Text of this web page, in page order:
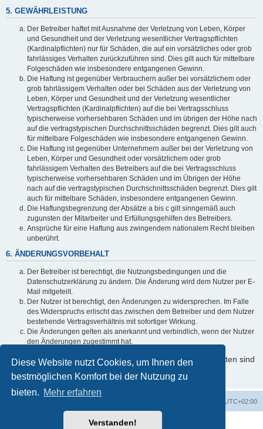
Diese Website nutzt Cookies, um Ihnen den
bestmöglichen Komfort bei der Nutzung zu
bieten. Mehr erfahren
Verstanden!
5. GEWÄHRLEISTUNG
Der Betreiber haftet mit Ausnahme der Verletzung von Leben, Körper
und Gesundheit und der Verletzung wesentlicher Vertragspflichten
(Kardinalpflichten) nur für Schäden, die auf ein vorsätzliches oder grob
fahrlässiges Verhalten zurückzuführen sind. Dies gilt auch für mittelbare
Folgeschäden wie insbesondere entgangenen Gewinn.
Die Haftung ist gegenüber Verbrauchern außer bei vorsätzlichem oder
grob fahrlässigem Verhalten oder bei Schäden aus der Verletzung von
Leben, Körper und Gesundheit und der Verletzung wesentlicher
Vertragspflichten (Kardinalpflichten) auf die bei Vertragsschluss
typischerweise vorhersehbaren Schäden und im übrigen der Höhe nach
auf die vertragstypischen Durchschnittsschäden begrenzt. Dies gilt auch
für mittelbare Folgeschäden wie insbesondere entgangenen Gewinn.
Die Haftung ist gegenüber Unternehmern außer bei der Verletzung von
Leben, Körper und Gesundheit oder vorsätzlichem oder grob
fahrlässigem Verhalten des Betreibers auf die bei Vertragsschluss
typischerweise vorhersehbaren Schäden und im Übrigen der Höhe
nach auf die vertragstypischen Durchschnittsschäden begrenzt. Dies gilt
auch für mittelbare Schäden, insbesondere entgangenen Gewinn.
Die Haftungsbegrenzung der Absätze a bis c gilt sinngemäß auch
zugunsten der Mitarbeiter und Erfüllungsgehilfen des Betreibers.
Ansprüche für eine Haftung aus zwingendem nationalem Recht bleiben
unberührt.
6. ÄNDERUNGSVORBEHALT
Der Betreiber ist berechtigt, die Nutzungsbedingungen und die
Datenschutzerklärung zu ändern. Die Änderung wird dem Nutzer per E-
Mail mitgeteilt.
Der Nutzer ist berechtigt, den Änderungen zu widersprechen. Im Falle
des Widerspruchs erlischt das zwischen dem Betreiber und dem Nutzer
bestehende Vertragsverhältnis mit sofortiger Wirkung.
Die Änderungen gelten als anerkannt und verbindlich, wenn der Nutzer
den Änderungen zugestimmt hat.
Informationen über den Umgang mit Ihren persönlichen Daten sind
in der Datenschutzerklärung enthalten.
UTC+02:00
Powered byphpBB® Forum Software © phpBB Limited